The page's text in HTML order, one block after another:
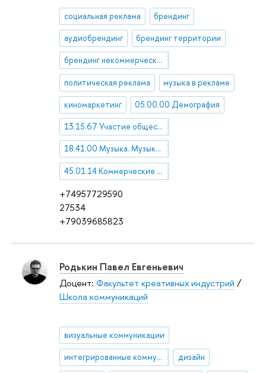
+74957729590
27534
+79039685823
социальная реклама брендинг
аудиобрендинг брендинг территории
брендинг некоммерческих организаций
политическая реклама музыка в рекламе
киномаркетинг 05.00.00 Демография
13.15.67 Участие общественности в культурной жизни. Благотворительность, меценатство, патронаж в области культуры
18.41.00 Музыка. Музыковедение
45.01.14 Коммерческие вопросы, маркетинг, конъюнктура, реклама
Родькин Павел Евгеньевич
Доцент: Факультет креативных индустрий /
Школа коммуникаций
визуальные коммуникации
интегрированные коммуникации дизайн